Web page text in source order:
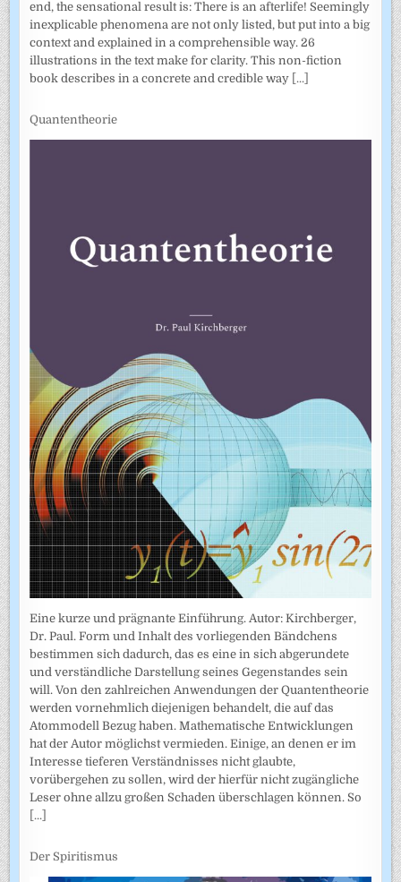
end, the sensational result is: There is an afterlife! Seemingly
inexplicable phenomena are not only listed, but put into a big
context and explained in a comprehensible way. 26
illustrations in the text make for clarity. This non-fiction
book describes in a concrete and credible way [...]
Quantentheorie
Eine kurze und prägnante Einführung. Autor: Kirchberger,
Dr. Paul. Form und Inhalt des vorliegenden Bändchens
bestimmen sich dadurch, das es eine in sich abgerundete
und verständliche Darstellung seines Gegenstandes sein
will. Von den zahlreichen Anwendungen der Quantentheorie
werden vornehmlich diejenigen behandelt, die auf das
Atommodell Bezug haben. Mathematische Entwicklungen
hat der Autor möglichst vermieden. Einige, an denen er im
Interesse tieferen Verständnisses nicht glaubte,
vorübergehen zu sollen, wird der hierfür nicht zugängliche
Leser ohne allzu großen Schaden überschlagen können. So
[...]
Der Spiritismus